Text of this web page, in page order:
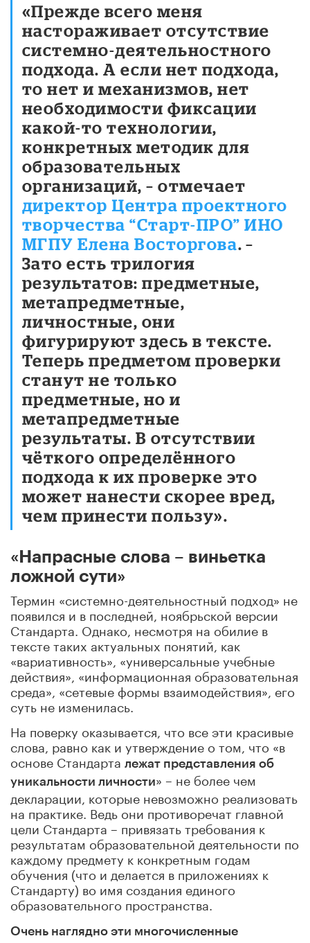
«Прежде всего меня
настораживает отсутствие
системно-деятельностного
подхода. А если нет подхода,
то нет и механизмов, нет
необходимости фиксации
какой-то технологии,
конкретных методик для
образовательных
организаций, – отмечает
директор Центра проектного
творчества “Старт-ПРО” ИНО
МГПУ Елена Восторгова. –
Зато есть трилогия
результатов: предметные,
метапредметные,
личностные, они
фигурируют здесь в тексте.
Теперь предметом проверки
станут не только
предметные, но и
метапредметные
результаты. В отсутствии
чёткого определённого
подхода к их проверке это
может нанести скорее вред,
чем принести пользу».
«Напрасные слова – виньетка
ложной сути»
Термин «системно-деятельностный подход» не
появился и в последней, ноябрьской версии
Стандарта. Однако, несмотря на обилие в
тексте таких актуальных понятий, как
«вариативность», «универсальные учебные
действия», «информационная образовательная
среда», «сетевые формы взаимодействия», его
суть не изменилась.
На поверку оказывается, что все эти красивые
слова, равно как и утверждение о том, что «в
основе Стандарта лежат представления об
уникальности личности» – не более чем
декларации, которые невозможно реализовать
на практике. Ведь они противоречат главной
цели Стандарта – привязать требования к
результатам образовательной деятельности по
каждому предмету к конкретным годам
обучения (что и делается в приложениях к
Стандарту) во имя создания единого
образовательного пространства.
Очень наглядно эти многочисленные